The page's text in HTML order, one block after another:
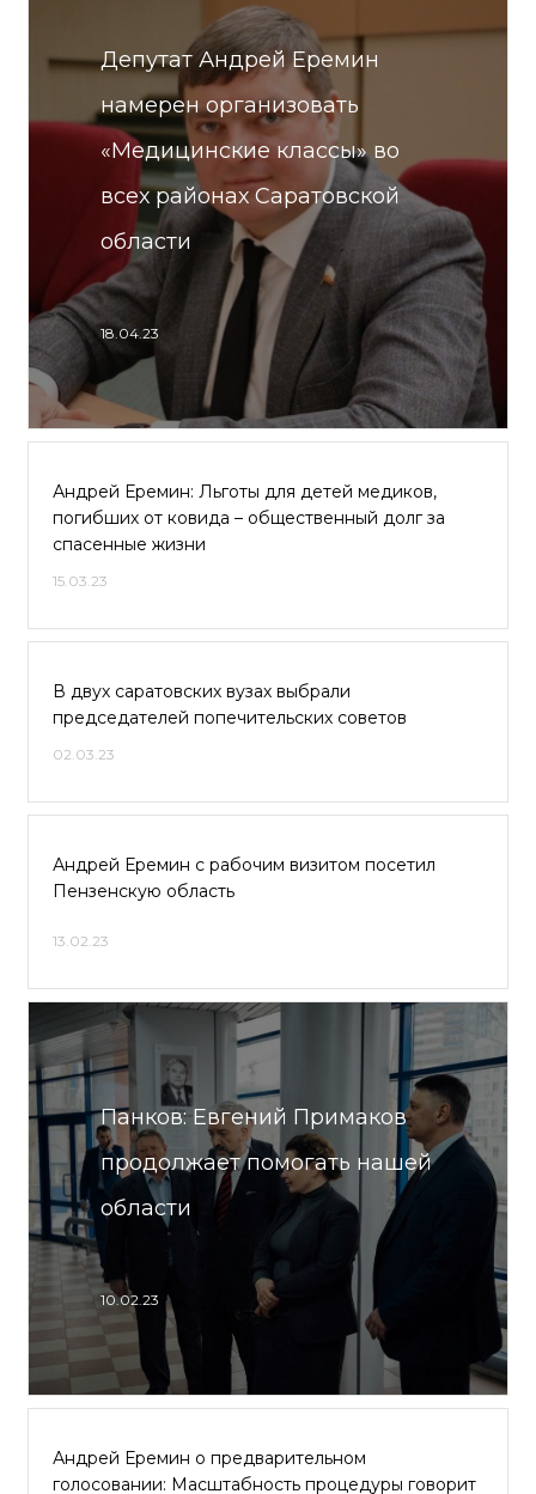
Депутат Андрей Еремин
намерен организовать
«Медицинские классы» во
всех районах Саратовской
области
18.04.23
Андрей Еремин: Льготы для детей медиков,
погибших от ковида – общественный долг за
спасенные жизни
15.03.23
В двух саратовских вузах выбрали
председателей попечительских советов
02.03.23
Андрей Еремин с рабочим визитом посетил
Пензенскую область
13.02.23
Панков: Евгений Примаков
продолжает помогать нашей
области
10.02.23
Андрей Еремин о предварительном
голосовании: Масштабность процедуры говорит